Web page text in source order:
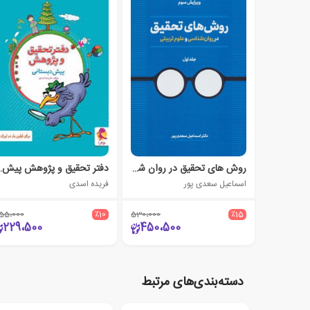
روش های تحقیق در روان شناسی و علوم تربیتی
اسماعیل سعدی پور
٪15 530،000
450،500
دفتر
فریده اسدی
٪10
229،500
دسته‌بندی‌های مرتبط